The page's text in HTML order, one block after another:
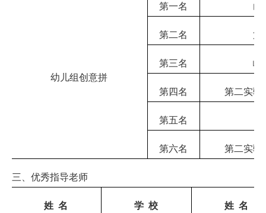
幼儿组创意拼
第一名 山
第二名 第
第三名 峰
第四名 第二实验
第五名
第六名 第二实验
三、优秀指导老师
姓 名 学 校 姓 名